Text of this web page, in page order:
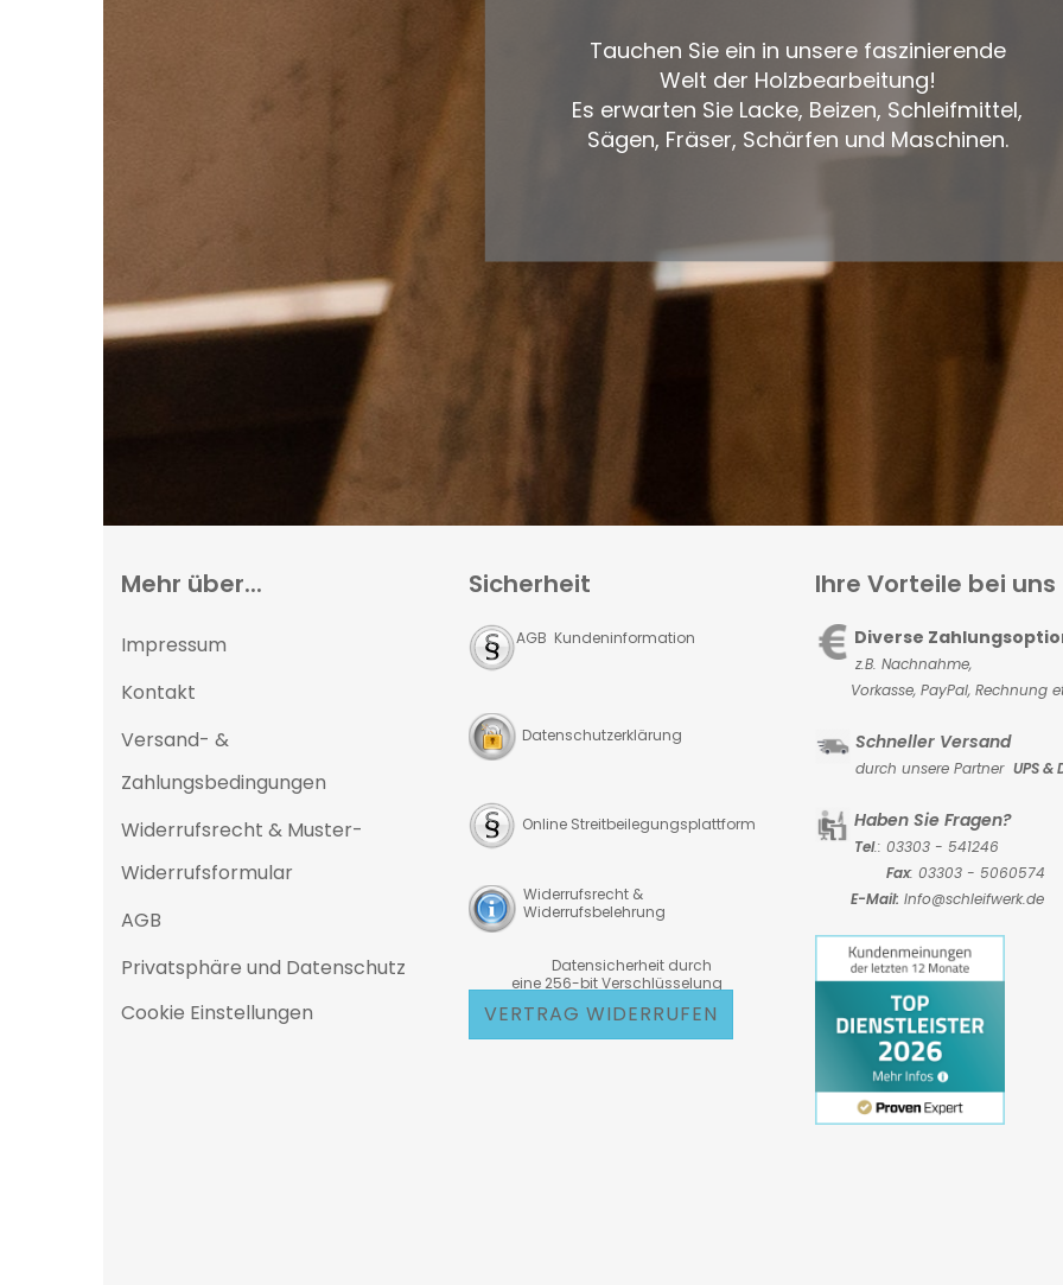
Tauchen Sie ein in unsere faszinierende
Welt der Holzbearbeitung!
Es erwarten Sie Lacke, Beizen, Schleifmittel,
Sägen, Fräser, Schärfen und Maschinen.
Mehr über...
Impressum
Kontakt
Versand- &
Zahlungsbedingungen
Widerrufsrecht & Muster-
Widerrufsformular
AGB
Privatsphäre und Datenschutz
Cookie Einstellungen
Sicherheit
AGB Kundeninformation
Datenschutzerklärung
Online Streitbeilegungsplattform
Widerrufsrecht &
Widerrufsbelehrung
Datensicherheit durch
eine 256-bit Verschlüsselung
VERTRAG WIDERRUFEN
Ihre Vorteile bei uns
Diverse
z.B. Nachnahme,
Vorkasse, PayPal, Rechnung
Schneller Versand
durch unsere Partner UPS &
Haben Sie Fragen?
Tel.: 03303 - 541246
Fax: 03303 - 5060574
E-Mail: Info@schleifwerk.de